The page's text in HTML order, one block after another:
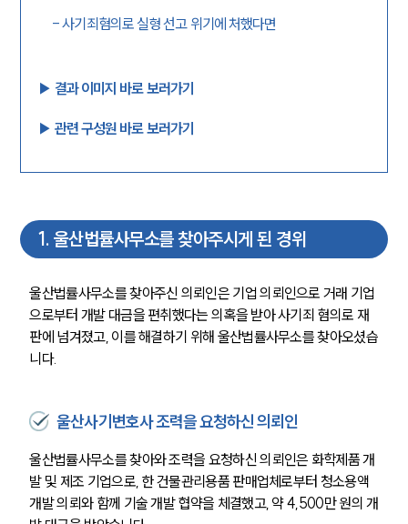
-사기죄혐의로 실형 선고 위기에 처했다면
▶︎ 결과 이미지 바로 보러가기
▶︎ 관련 구성원 바로 보러가기
1. 울산법률사무소를 찾아주시게 된 경위
울산법률사무소를 찾아주신 의뢰인은 기업 의뢰인으로 거래 기업
으로부터 개발 대금을 편취했다는 의혹을 받아 사기죄 혐의로 재
판에 넘겨졌고, 이를 해결하기 위해 울산법률사무소를 찾아오셨습
니다.
울산사기변호사 조력을 요청하신 의뢰인
울산법률사무소를 찾아와 조력을 요청하신 의뢰인은 화학제품 개
발 및 제조 기업으로, 한 건물관리용품 판매업체로부터 청소용액
개발 의뢰와 함께 기술 개발 협약을 체결했고, 약 4,500만 원의 개